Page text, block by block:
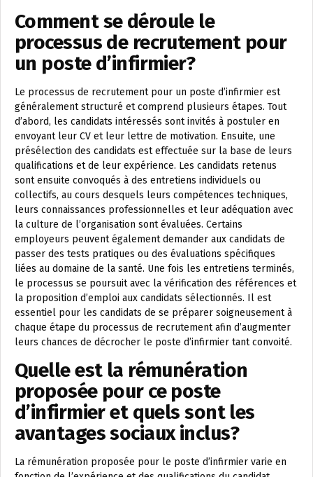
Comment se déroule le
processus de recrutement pour
un poste d’infirmier?
Le processus de recrutement pour un poste d’infirmier est
généralement structuré et comprend plusieurs étapes. Tout
d’abord, les candidats intéressés sont invités à postuler en
envoyant leur CV et leur lettre de motivation. Ensuite, une
présélection des candidats est effectuée sur la base de leurs
qualifications et de leur expérience. Les candidats retenus
sont ensuite convoqués à des entretiens individuels ou
collectifs, au cours desquels leurs compétences techniques,
leurs connaissances professionnelles et leur adéquation avec
la culture de l’organisation sont évaluées. Certains
employeurs peuvent également demander aux candidats de
passer des tests pratiques ou des évaluations spécifiques
liées au domaine de la santé. Une fois les entretiens terminés,
le processus se poursuit avec la vérification des références et
la proposition d’emploi aux candidats sélectionnés. Il est
essentiel pour les candidats de se préparer soigneusement à
chaque étape du processus de recrutement afin d’augmenter
leurs chances de décrocher le poste d’infirmier tant convoité.
Quelle est la rémunération
proposée pour ce poste
d’infirmier et quels sont les
avantages sociaux inclus?
La rémunération proposée pour le poste d’infirmier varie en